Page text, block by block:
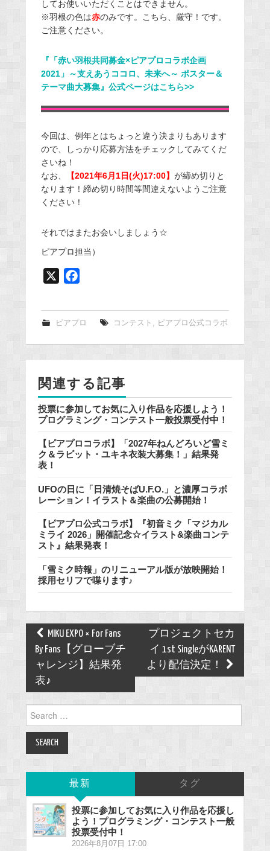
してお使いいただくことはできません。
※羽根の色は赤のみです。こちら、厳守！です。
ご注意ください。
『「赤い羽根共同募金×ピアプロコラボ企画
2021」～支えあうココロ、未来へ～ ポスター＆
テーマ曲大募集』公式ページはこちら>>
今回は、例年とはちょっと違う決まりもあります
ので、しっかり応募方法をチェックしてみてくだ
さいね！
なお、
【2021年6月1日(火)17:00】 が締め切りと
なります！締め切り時間等間違えないようご注意
ください！
それではまたお会いしましょう☆
ピアプロ担当）
e
k
ピアプロ コンテスト ピアプロ公式コラボ
関連する記事
投票に参加してお気に入り作品を応援しよう！
プログラミング・コンテスト一般投票受付中！
【ピアプロコラボ】「2027年ねんどろいど雪ミ
ク＆ラビット・ユキネ衣装大募集！」結果発
表！
UFOの日に「日清焼そばU.F.O.」と濃厚コラボ
レーション！イラスト＆楽曲の公募開始！
【ピアプロ公式コラボ】『初音ミク「マジカル
ミライ 2026」開催記念☆イラスト&楽曲コンテ
スト』結果発表！
「雪ミク時報」のリニューアル版が放映開始！
採用セリフで喋ります♪
Post
navigation
MIKU EXPO × For Fans
By Fans【グローブチ
ャレンジ】結果発
表♪
プロジェクトセカ
イ 1st SingleがKARENT
より配信決定！
Search
for:
最新 タグ
投票に参加してお気に入り作品を応援し
よう！プログラミング・コンテスト一般
投票受付中！
2026年8月07日 17:00